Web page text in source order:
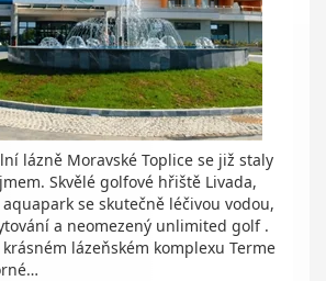
lázně Moravské Toplice se již staly
Skvělé golfové hřiště Livada,
se skutečně léčivou vodou,
a neomezený unlimited golf .
lázeňském komplexu Terme